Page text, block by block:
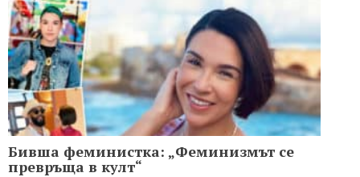
Бивша феминистка: „Феминизмът се
превръща в култ“